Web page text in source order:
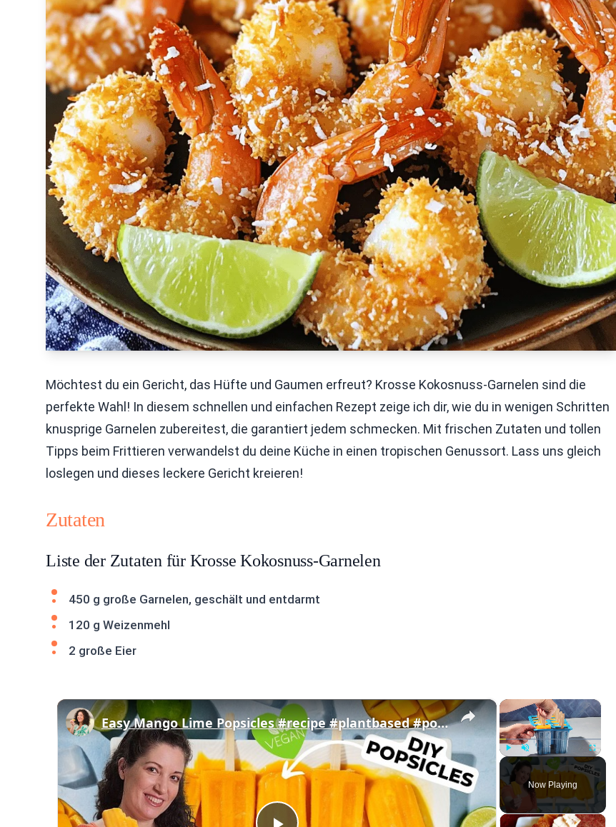
Möchtest du ein Gericht, das Hüfte und Gaumen erfreut? Krosse Kokosnuss-Garnelen sind die
perfekte Wahl! In diesem schnellen und einfachen Rezept zeige ich dir, wie du in wenigen Schritten
knusprige Garnelen zubereitest, die garantiert jedem schmecken. Mit frischen Zutaten und tollen
Tipps beim Frittieren verwandelst du deine Küche in einen tropischen Genussort. Lass uns gleich
loslegen und dieses leckere Gericht kreieren!
Zutaten
Liste der Zutaten für Krosse Kokosnuss-Garnelen
450 g große Garnelen, geschält und entdarmt
120 g Weizenmehl
2 große Eier
×
Play Fullscreen
Now Playing
×
Easy Mango Lime Popsicles #recipe #plantbased #popsicle